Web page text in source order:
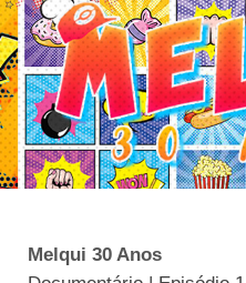
Melqui 30 Anos